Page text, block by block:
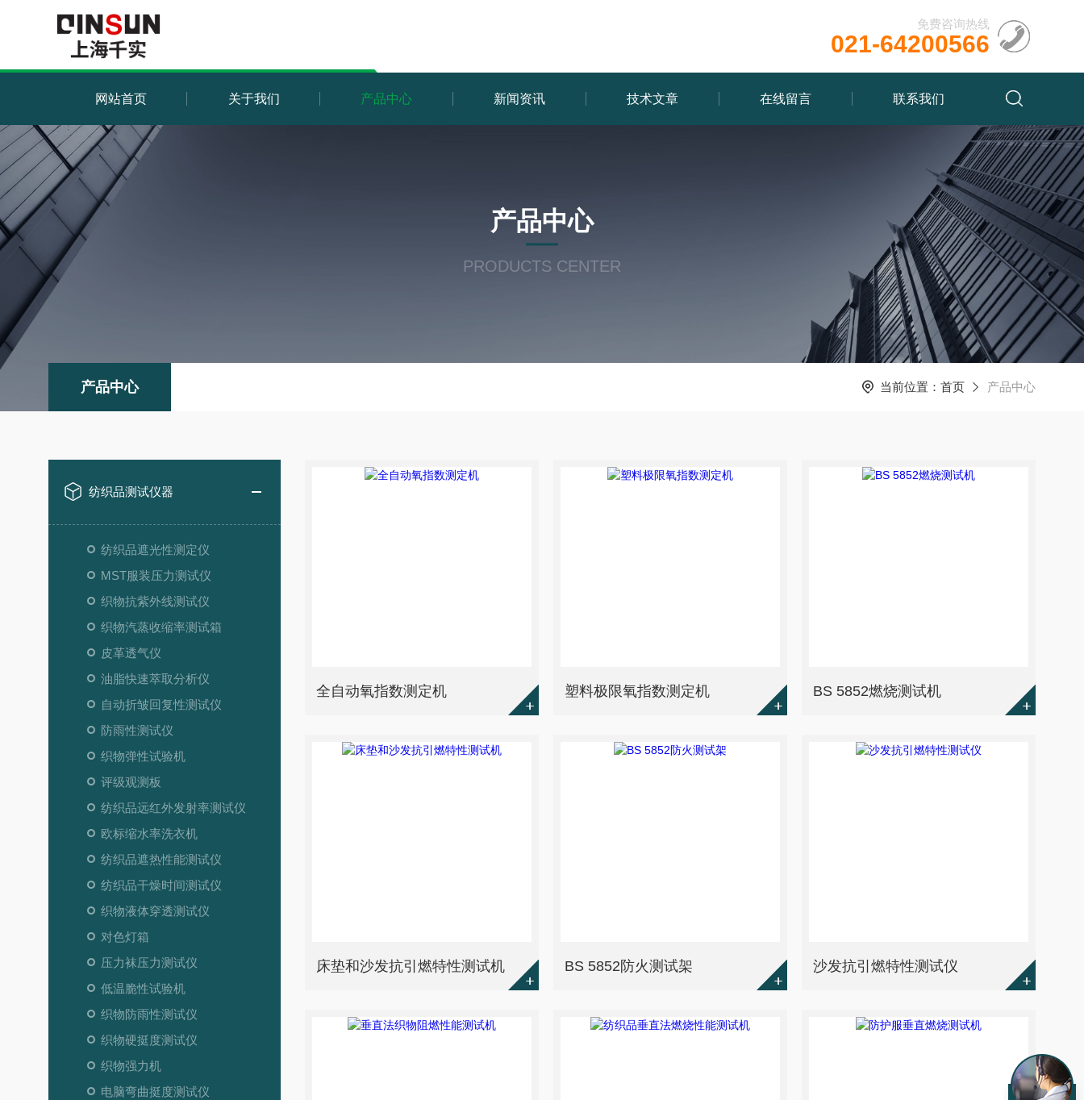
免费咨询热线
021-64200566
网站首页 关于我们 产品中心 新闻资讯 技术文章 在线留言 联系我们
产品中心
PRODUCTS CENTER
产品中心 当前位置： 首页 产品中心
纺织品测试仪器
纺织品遮光性测定仪
MST服装压力测试仪
织物抗紫外线测试仪
织物汽蒸收缩率测试箱
皮革透气仪
油脂快速萃取分析仪
自动折皱回复性测试仪
防雨性测试仪
织物弹性试验机
评级观测板
纺织品远红外发射率测试仪
欧标缩水率洗衣机
纺织品遮热性能测试仪
纺织品干燥时间测试仪
织物液体穿透测试仪
对色灯箱
压力袜压力测试仪
低温脆性试验机
织物防雨性测试仪
织物硬挺度测试仪
织物强力机
电脑弯曲挺度测试仪
全自动氧指数测定机 塑料极限氧指数测定机 BS 5852燃烧测试机
床垫和沙发抗引燃特性测试机 BS 5852防火测试架 沙发抗引燃特性测试仪